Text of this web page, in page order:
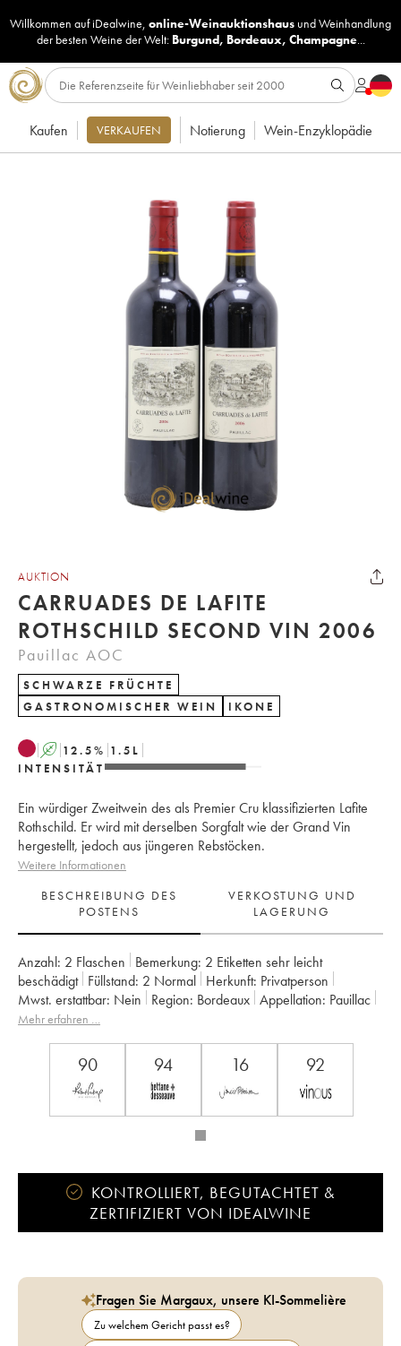
Willkommen auf iDealwine, online-Weinauktionshaus undWeinhandlung
der besten Weine der Welt: Burgund, Bordeaux, Champagne...
Kaufen VERKAUFEN Notierung Wein-Enzyklopädie
AUKTION
CARRUADES DE LAFITE
ROTHSCHILD SECOND VIN 2006
Pauillac AOC
SCHWARZE FRÜCHTE
GASTRONOMISCHER WEIN
IKONE
A 12.5% 1.5 L
INTENSITÄT
Ein würdiger Zweitwein des als Premier Cru klassifizierten Lafite
Rothschild. Er wird mit derselben Sorgfalt wie der Grand Vin
hergestellt, jedoch aus jüngeren Rebstöcken.
Weitere Informationen
BESCHREIBUNG DES
POSTENS
VERKOSTUNG UND
LAGERUNG
Anzahl: 2 Flaschen Bemerkung: 2 Etiketten sehr leicht
beschädigt Füllstand: 2 Normal Herkunft:
privatperson
Mwst. erstattbar:
nein Region: Bordeaux Appellation: Pauillac
Klassifizierung:
Mehr erfahren …
90 94 16 92
KONTROLLIERT, BEGUTACHTET &
ZERTIFIZIERT VON IDEALWINE
Fragen Sie Margaux, unsere KI-Sommelière
Zu welchem Gericht passt es?